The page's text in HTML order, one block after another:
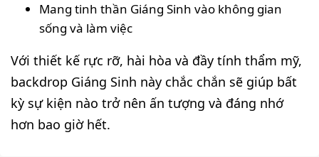
Mang tinh thần Giáng Sinh vào không gian
sống và làm việc
Với thiết kế rực rỡ, hài hòa và đầy tính thẩm mỹ,
backdrop Giáng Sinh này chắc chắn sẽ giúp bất
kỳ sự kiện nào trở nên ấn tượng và đáng nhớ
hơn bao giờ hết.